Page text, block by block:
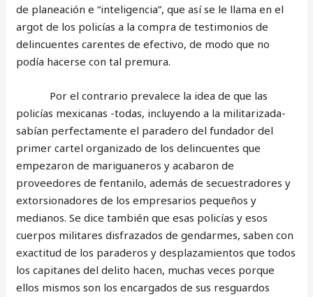
de planeación e “inteligencia”, que así se le llama en el
argot de los policías a la compra de testimonios de
delincuentes carentes de efectivo, de modo que no
podía hacerse con tal premura.
Por el contrario prevalece la idea de que las
policías mexicanas -todas, incluyendo a la militarizada-
sabían perfectamente el paradero del fundador del
primer cartel organizado de los delincuentes que
empezaron de mariguaneros y acabaron de
proveedores de fentanilo, además de secuestradores y
extorsionadores de los empresarios pequeños y
medianos. Se dice también que esas policías y esos
cuerpos militares disfrazados de gendarmes, saben con
exactitud de los paraderos y desplazamientos que todos
los capitanes del delito hacen, muchas veces porque
ellos mismos son los encargados de sus resguardos